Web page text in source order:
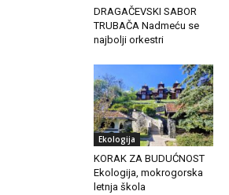
DRAGAČEVSKI SABOR
TRUBAČA Nadmeću se
najbolji orkestri
Ekologija
KORAK ZA BUDUĆNOST
Ekologija, mokrogorska
letnja škola